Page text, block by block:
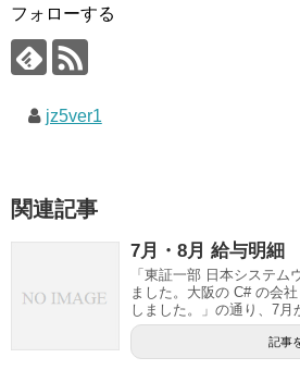
フォローする
jz5ver1
関連記事
7月・8月 給与明細
「東証一部 日本システム
ました。大阪の C# の会
しました。」の通り、7
記事